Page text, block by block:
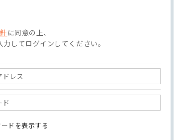
に同意の上、
してログインしてください。
ドを表示する